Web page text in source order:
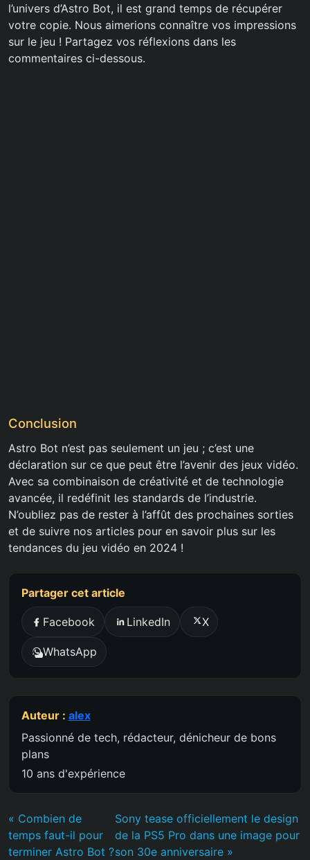
l’univers d’Astro Bot, il est grand temps de récupérer
votre copie. Nous aimerions connaître vos impressions
sur le jeu ! Partagez vos réflexions dans les
commentaires ci-dessous.
Conclusion
Astro Bot n’est pas seulement un jeu ; c’est une
déclaration sur ce que peut être l’avenir des jeux vidéo.
Avec sa combinaison de créativité et de technologie
avancée, il redéfinit les standards de l’industrie.
N’oubliez pas de rester à l’affût des prochaines sorties
et de suivre nos articles pour en savoir plus sur les
tendances du jeu vidéo en 2024 !
Partager cet article
Facebook LinkedIn X
WhatsApp
Auteur : alex
Passionné de tech, rédacteur, dénicheur de bons
plans
10 ans d'expérience
« Combien de
temps faut-il pour
terminer Astro Bot ?
Sony tease officiellement le design
de la PS5 Pro dans une image pour
son 30e anniversaire »